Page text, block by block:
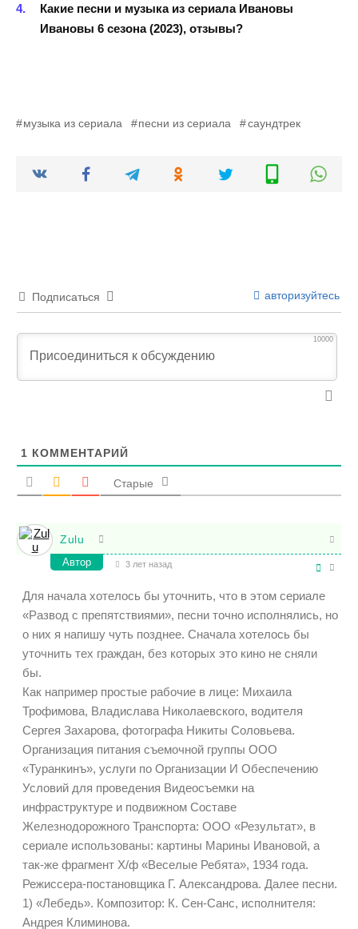
Какие песни и музыка из сериала Ивановы
Ивановы 6 сезона (2023), отзывы?
музыка из сериала песни из сериала саундтрек
Подписаться авторизуйтесь
10000
1 КОММЕНТАРИЙ
Старые
Zulu
Автор 3 лет назад
Для начала хотелось бы уточнить, что в этом сериале
«Развод с препятствиями», песни точно исполнялись, но
о них я напишу чуть позднее. Сначала хотелось бы
уточнить тех граждан, без которых это кино не сняли
бы.
Как например простые рабочие в лице: Михаила
Трофимова, Владислава Николаевского, водителя
Сергея Захарова, фотографа Никиты Соловьева.
Организация питания съемочной группы ООО
«Туранкинъ», услуги по Организации И Обеспечению
Условий для проведения Видеосъемки на
инфраструктуре и подвижном Составе
Железнодорожного Транспорта: ООО «Результат», в
сериале использованы: картины Марины Ивановой, а
так-же фрагмент Х/ф «Веселые Ребята», 1934 года.
Режиссера-постановщика Г. Александрова. Далее песни.
1) «Лебедь». Композитор: К. Сен-Санс, исполнителя:
Андрея Климинова.